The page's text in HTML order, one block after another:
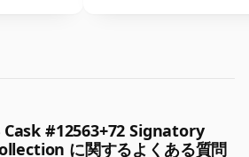
#12563+72 Signatory
に関するよくある質問